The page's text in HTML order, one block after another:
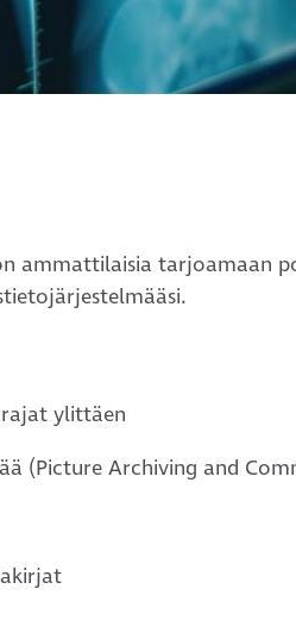
ammattilaisia tarjoamaan
ylittäen
(Picture Archiving and